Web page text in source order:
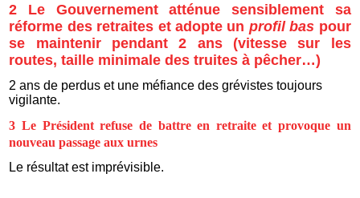
2 Le Gouvernement atténue sensiblement sa
réforme des retraites et adopte un profil bas pour
se maintenir pendant 2 ans (vitesse sur les
routes, taille minimale des truites à pêcher…)
2 ans de perdus et une méfiance des grévistes toujours
vigilante.
3 Le Président refuse de battre en retraite et provoque un
nouveau passage aux urnes
Le résultat est imprévisible.